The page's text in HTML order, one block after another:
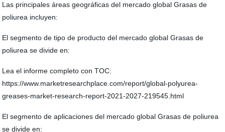
Las principales áreas geográficas del mercado global Grasas de
poliurea incluyen:
El segmento de tipo de producto del mercado global Grasas de
poliurea se divide en:
Lea el informe completo con TOC:
https://www.marketresearchplace.com/report/global-polyurea-
greases-market-research-report-2021-2027-219545.html
El segmento de aplicaciones del mercado global Grasas de poliurea
se divide en: